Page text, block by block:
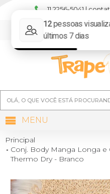
11 2256-5041 |
MENU
Principal
Conj. Body Manga Longa e
Thermo Dry - Branco